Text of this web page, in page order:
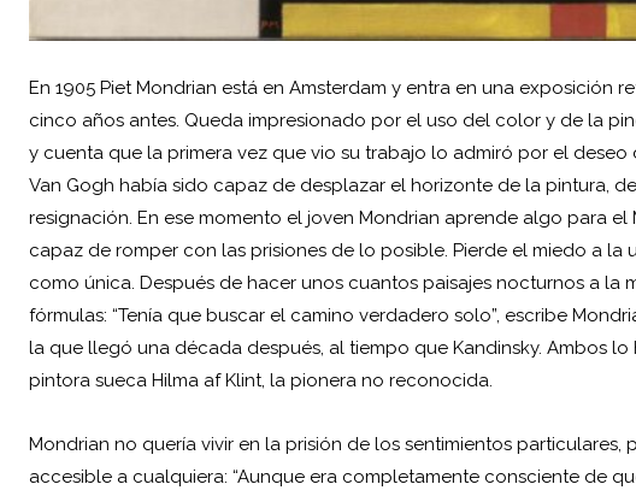
En 1905 Piet Mondrian está en Amsterdam y entra en una exposición
cinco años antes. Queda impresionado por el uso del color y de la
y cuenta que la primera vez que vio su trabajo lo admiró por el deseo
Van Gogh había sido capaz de desplazar el horizonte de la pintura,
resignación. En ese momento el joven Mondrian aprende algo para
capaz de romper con las prisiones de lo posible. Pierde el miedo a la
como única. Después de hacer unos cuantos paisajes nocturnos a la
fórmulas: “Tenía que buscar el camino verdadero solo”, escribe
la que llegó una década después, al tiempo que Kandinsky. Ambos
pintora sueca Hilma af Klint, la pionera no reconocida.
Mondrian no quería vivir en la prisión de los sentimientos
accesible a cualquiera: “Aunque era completamente consciente de